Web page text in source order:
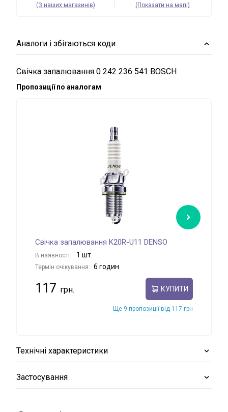
(З наших магазинів) (Показати на мапі)
Аналоги і збігаються коди
Свічка запалювання 0 242 236 541 BOSCH
Пропозиції по аналогам
Свічка запалювання K20R-U11 DENSO
В наявності: 1 шт.
Термін очікування: 6 годин
117 КУПИТИ
Ще 9 пропозиції від 117 грн
Технічні характеристики
Застосування